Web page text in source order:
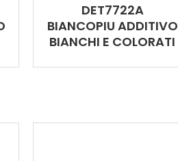
DET7722A
BIANCOPIU ADDITIVO
BIANCHI E COLORATI